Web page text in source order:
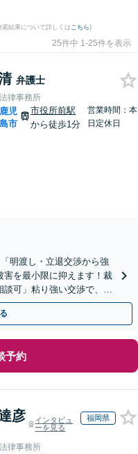
索結果について詳しくは こちら)
25件中 1-25件を表示
弁護士
律事務所
鹿児
島市
市役所前駅
から徒歩1分
営業時間：本
日定休日
明渡し・立退交渉から強
害を最小限に抑えます！裁
可」粘り強い交渉で、依
で取り組みます
予約
彦
インタビュ
ーを見る
福岡県
律事務所